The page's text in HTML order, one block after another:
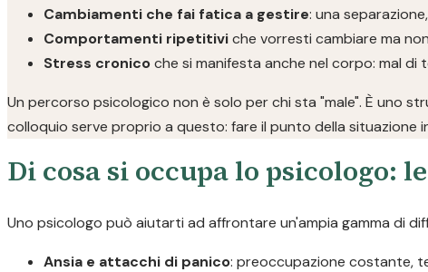
Cambiamenti che fai fatica a gestire: una
Comportamenti ripetitiviche vorresti cambiare ma
Stress cronicoche si manifesta anche nel corpo: mal
Un percorso psicologico non è solo per chi sta "male". È uno
colloquio serve proprio a questo: fare il punto della situazione
Di cosa si occupa lo
Uno psicologo può aiutarti ad affrontare un'ampia gamma di
Ansia e attacchi di panico: preoccupazione costante,